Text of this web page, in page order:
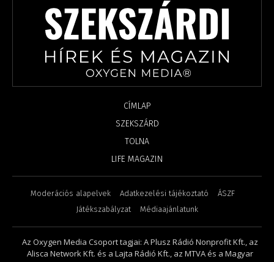
CÍMLAP
SZEKSZÁRD
TOLNA
LIFE MAGAZIN
Moderációs alapelvek Adatkezelési tájékoztató
ÁSZF
Játékszabályzat
Médiaajánlatunk
Az Oxygen Media Csoport tagjai: A Plusz Rádió Nonprofit Kft., az
Alisca Network Kft. és a Lajta Rádió Kft., az MTVA és a Magyar